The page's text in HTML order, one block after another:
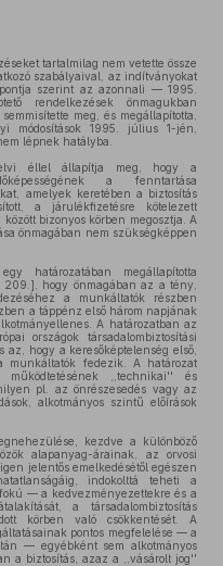
tartalmilag nem vetette össze
szabályaival, az indítványokat
szerint az azonnali — 1995.
rendelkezések önmagukban
meg, és megállapította,
módosítások 1995. július 1-jén,
lépnek hatályba.
elvi éllel állapítja meg, hogy a
a fenntartása
amelyek keretében a biztosítás
a járulékfizetésre kötelezett
bizonyos körben megosztja. A
önmagában nem szükségképpen
határozatában megállapította
209.], hogy önmagában az a tény,
a munkáltatók részben
a táppénz első három napjának
A határozatban az
országok társadalombiztosítási
az, hogy a keresőképtelenség első,
munkáltatók fedezik. A határozat
működtetésének ,,technikai'' és
pl. az önrészesedés vagy az
alkotmányos szintű előírások
kezdve a különböző
alapanyag-árainak, az orvosi
jelentős emelkedésétől egészen
indokolttá teheti a
— a kedvezményezettekre és a
a társadalombiztosítás
körben való csökkentését. A
pontos megfelelése — a
— egyébként sem alkotmányos
a biztosítás, azaz a ,,vásárolt jog''